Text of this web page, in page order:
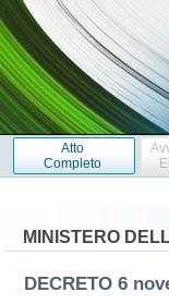
Atto
Completo
MINISTERO
DECRETO 6